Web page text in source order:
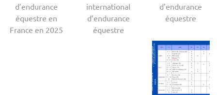
d’endurance
équestre en
France en 2025
international
d’endurance
équestre
d’endurance
équestre